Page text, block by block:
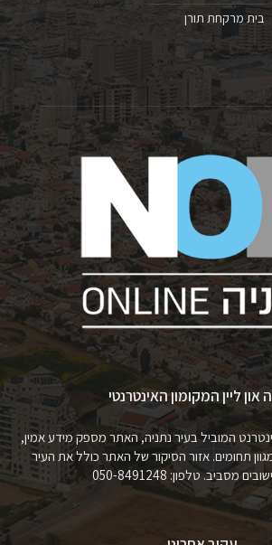
בית מרקחת תורן
און ליין המקומון האינטרנטי
המוביל בעיר נתניה, האתר מספק מידע אמין,
תחומים. אזור הסיקור של האתר כולל את העיר
מסביב. טלפון: 050-8491248